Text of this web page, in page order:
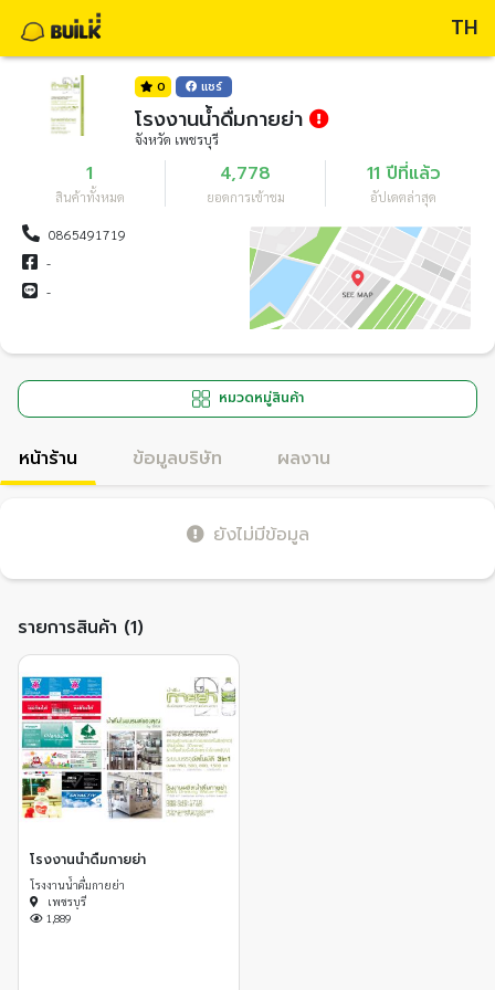
TH
0 แชร์
โรงงานน้ำดื่มกายย่า
จังหวัด เพชรบุรี
1
สินค้าทั้งหมด
4,778
ยอดการเข้าชม
11 ปีที่แล้ว
อัปเดตล่าสุด
0865491719
-
-
หมวดหมู่สินค้า
หน้าร้าน ข้อมูลบริษัท ผลงาน
ยังไม่มีข้อมูล
รายการสินค้า (1)
โรงงานน้ำดื่มกายย่า
โรงงานน้ำดื่มกายย่า
เพชรบุรี
1,889